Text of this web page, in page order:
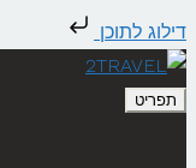
דילוג לתוכן
תפריט